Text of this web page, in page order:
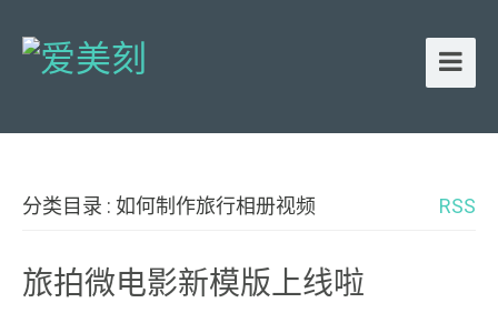
分类目录 : 如何制作旅行相册视频 RSS
旅拍微电影新模版上线啦